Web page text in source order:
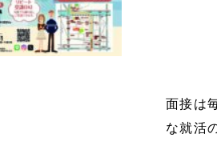
面接は
な就活